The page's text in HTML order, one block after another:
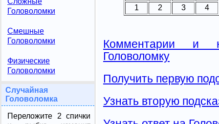
Головоломки
Смешные
Головоломки
Физические
Головоломки
Случайная
Головоломка
Переложите 2 спички
1 2 3 4
Комментарии и
Головоломку
Получить первую
Узнать вторую